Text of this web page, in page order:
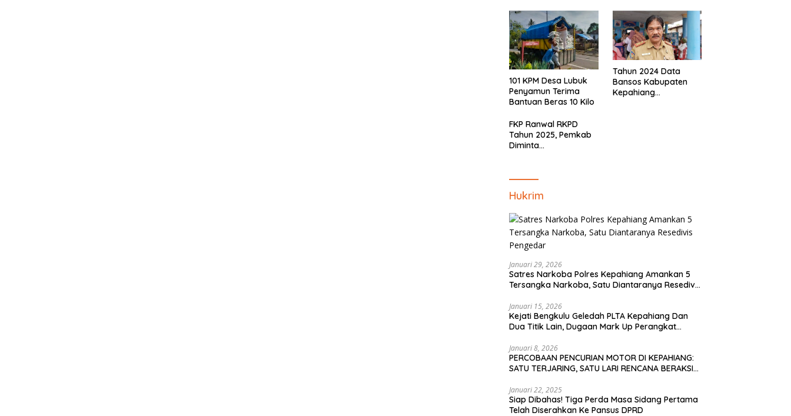
101 KPM Desa Lubuk
Penyamun Terima
Bantuan Beras 10 Kilo
Tahun 2024 Data
Bansos Kabupaten
Kepahiang
FKP Ranwal RKPD
Tahun 2025, Pemkab
Diminta
Kepahiang
Hukrim
Januari 29, 2026
Satres Narkoba Polres Kepahiang Amankan 5
Tersangka Narkoba, Satu Diantaranya Resedivis
Januari 15, 2026
Kejati Bengkulu Geledah PLTA Kepahiang Dan
Dua Titik Lain, Dugaan Mark Up Perangkat
Januari 8, 2026
PERCOBAAN PENCURIAN MOTOR DI KEPAHIANG:
SATU TERJARING, SATU LARI RENCANA BERAKSI
Januari 22, 2025
Siap Dibahas! Tiga Perda Masa Sidang Pertama
Telah Diserahkan Ke Pansus DPRD